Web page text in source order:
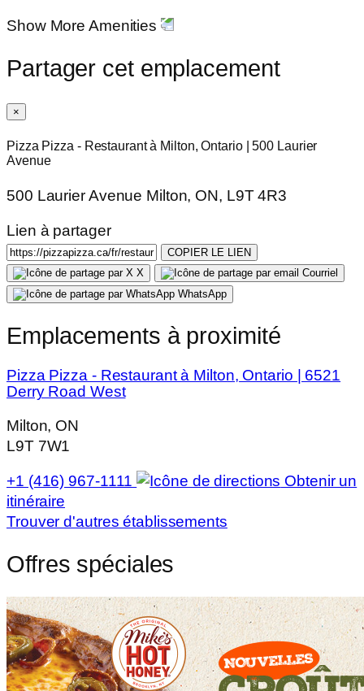
Show More Amenities
Partager cet emplacement
×
Pizza Pizza - Restaurant à Milton, Ontario | 500 Laurier
Avenue
500 Laurier Avenue Milton, ON, L9T 4R3
Lien à partager
COPIER LE LIEN
X
Courriel
WhatsApp
Emplacements à proximité
Pizza Pizza - Restaurant à Milton, Ontario | 6521
Derry Road West
Milton, ON
L9T 7W1
+1 (416) 967-1111
Obtenir un
itinéraire
Trouver d'autres établissements
Offres spéciales